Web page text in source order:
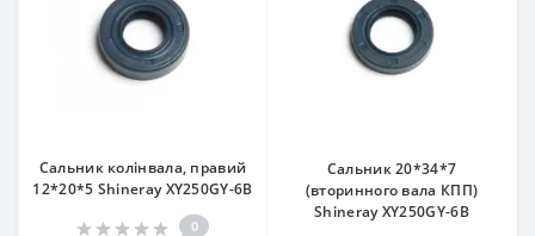
Сальник колінвала, правий
12*20*5 Shineray XY250GY-6B
0
Сальник 20*34*7
(вторинного вала КПП)
Shineray XY250GY-6B